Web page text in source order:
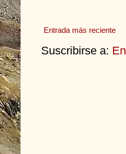
Entrada más reciente
Suscribirse a: